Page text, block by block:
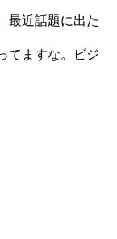
最近話題に出た
てますな。ビジ